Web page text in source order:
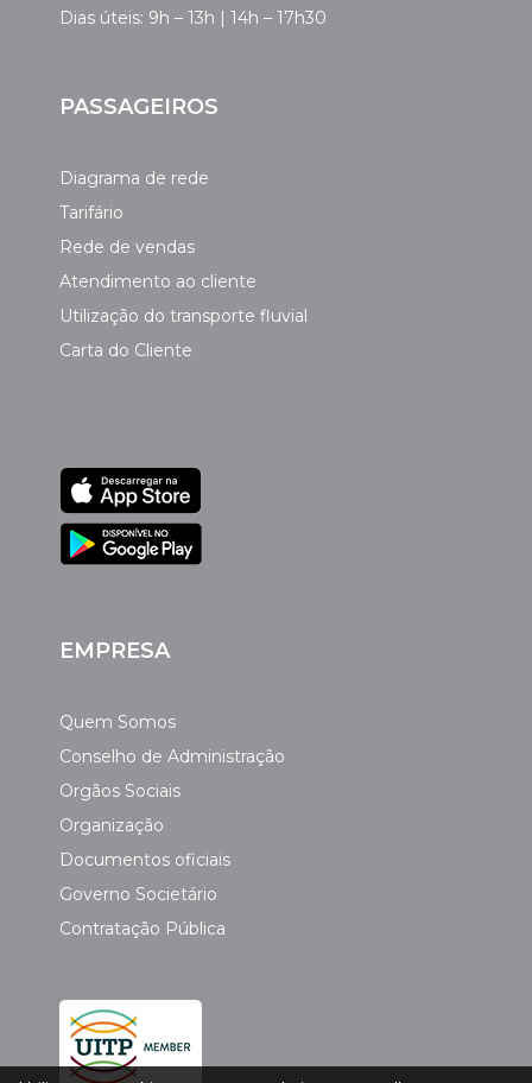
Dias úteis: 9h – 13h | 14h – 17h30
PASSAGEIROS
Diagrama de rede
Tarifário
Rede de vendas
Atendimento ao cliente
Utilização do transporte fluvial
Carta do Cliente
EMPRESA
Quem Somos
Conselho de Administração
Orgãos Sociais
Organização
Documentos oficiais
Governo Societário
Contratação Pública